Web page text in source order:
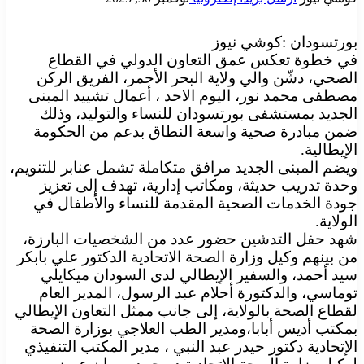
بورتسودان :كوشي نيوز
في خطوة تعكس عمق التعاون الدولي في القطاع
الصحي، دشّن والي ولاية البحر الأحمر، الفريق الركن
مصطفى محمد نور، اليوم الاحد ، أعمال تشييد المبنى
الجديد بمستشفى بورتسودان للنساء والتوليد، وذلك
ضمن مبادرة صحية واسعة النطاق بدعم من الحكومة
الإيطالية.
ويضم المبنى الجديد مرافق متكاملة تشمل عنابر للتنويم،
وحدة تدريب حديثة، ومكاتب إدارية، تهدف إلى تعزيز
جودة الخدمات الصحية المقدمة للنساء والأطفال في
الولاية.
شهد حفل التدشين حضور عدد من الشخصيات البارزة،
من بينهم وكيل وزارة الصحة الاتحادية الدكتور علي بابكر
سيد أحمد، والسفير الإيطالي لدى السودان ميكايلي
توماسي، والدكتورة أحلام عبد الرسول، المدير العام
لقطاع الصحة بالولاية، إلى جانب ممثل التعاون الإيطالي
بمكتب أديس أبابا،ومدير الطب العلاجي بوزارة الصحة
الإتحادية دكتور حيدر عبد النبي ، مدير المكتب التنفيذي